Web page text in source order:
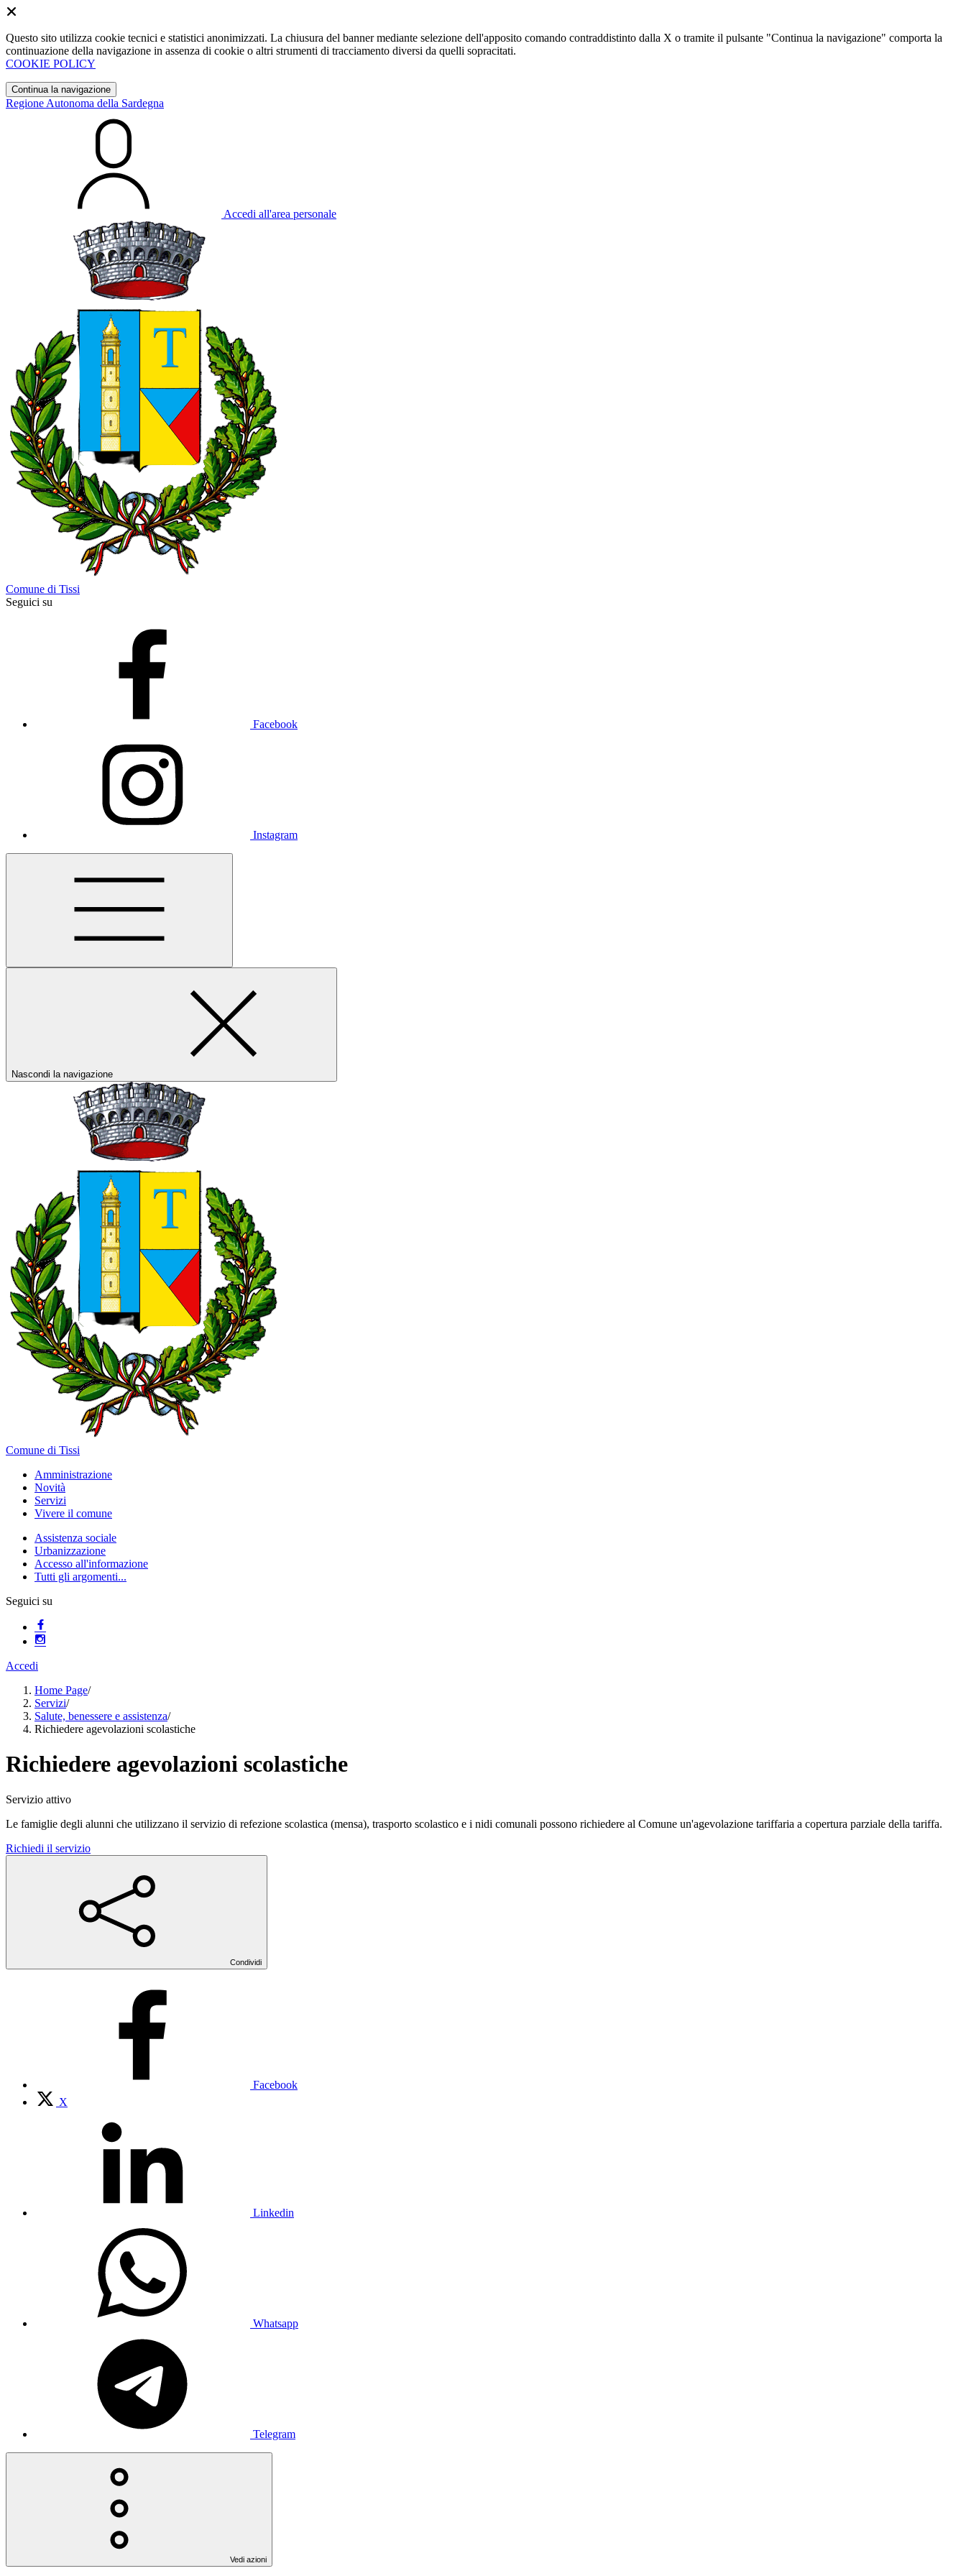
Questo sito utilizza cookie tecnici e statistici anonimizzati. La chiusura del banner mediante selezione dell'apposito comando contraddistinto dalla X o tramite il pulsante "Continua la navigazione" comporta la
continuazione della navigazione in assenza di cookie o altri strumenti di tracciamento diversi da quelli sopracitati.
COOKIE POLICY
Continua la navigazione
Regione Autonoma della Sardegna
Accedi all'area personale
Comune di Tissi
Seguici su
Facebook
Instagram
Nascondi la navigazione
Comune di Tissi
Amministrazione
Novità
Servizi
Vivere il comune
Assistenza sociale
Urbanizzazione
Accesso all'informazione
Tutti gli argomenti...
Seguici su
Accedi
Home Page/
Servizi/
Salute, benessere e assistenza/
Richiedere agevolazioni scolastiche
Richiedere agevolazioni scolastiche
Servizio attivo
Le famiglie degli alunni che utilizzano il servizio di refezione scolastica (mensa), trasporto scolastico e i nidi comunali possono richiedere al Comune un'agevolazione tariffaria a copertura parziale della tariffa.
Richiedi il servizio
Condividi
Facebook
X
Linkedin
Whatsapp
Telegram
Vedi azioni